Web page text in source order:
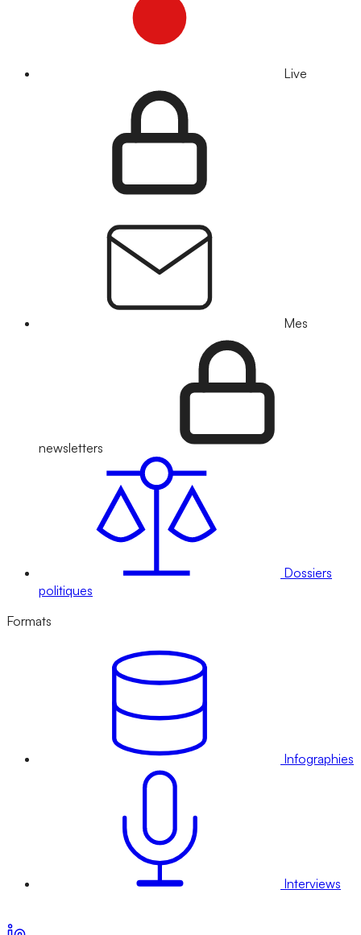
Live
Mes
newsletters
Dossiers
politiques
Formats
Infographies
Interviews